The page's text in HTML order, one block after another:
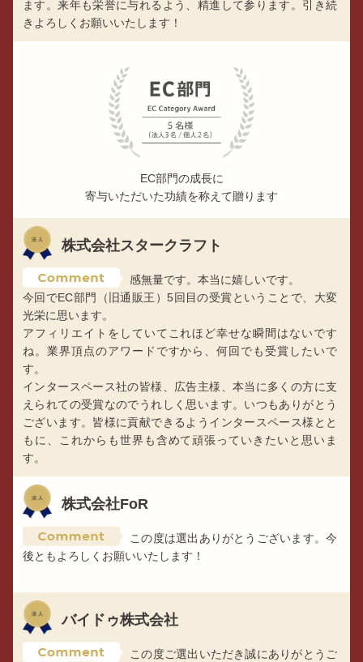
ます。来年も栄誉に与れるよう、精進して参ります。引き続
きよろしくお願いいたします！
EC部門の成長に
寄与いただいた功績を称えて贈ります
株式会社スタークラフト
感無量です。本当に嬉しいです。
今回でEC部門（旧通販王）5回目の受賞ということで、大変
光栄に思います。
アフィリエイトをしていてこれほど幸せな瞬間はないです
ね。業界頂点のアワードですから、何回でも受賞したいで
す。
インタースペース社の皆様、広告主様、本当に多くの方に支
えられての受賞なのでうれしく思います。いつもありがとう
ございます。皆様に貢献できるようインタースペース様とと
もに、これからも世界も含めて頑張っていきたいと思いま
す。
株式会社FoR
この度は選出ありがとうございます。今
後ともよろしくお願いいたします！
バイドゥ株式会社
この度ご選出いただき誠にありがとうご